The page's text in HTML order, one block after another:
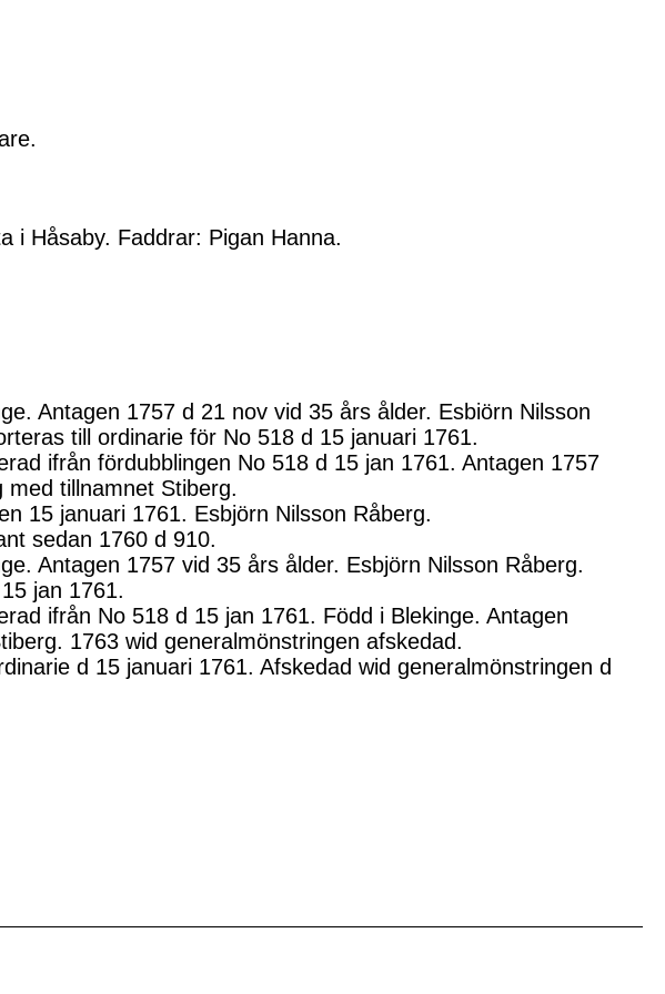
i Håsaby. Faddrar: Pigan Hanna.
Antagen 1757 d 21 nov vid 35 års ålder. Esbiörn Nilsson
till ordinarie för No 518 d 15 januari 1761.
ifrån fördubblingen No 518 d 15 jan 1761. Antagen 1757
med tillnamnet Stiberg.
15 januari 1761. Esbjörn Nilsson Råberg.
sedan 1760 d 910.
Antagen 1757 vid 35 års ålder. Esbjörn Nilsson Råberg.
jan 1761.
ifrån No 518 d 15 jan 1761. Född i Blekinge. Antagen
1763 wid generalmönstringen afskedad.
d 15 januari 1761. Afskedad wid generalmönstringen d